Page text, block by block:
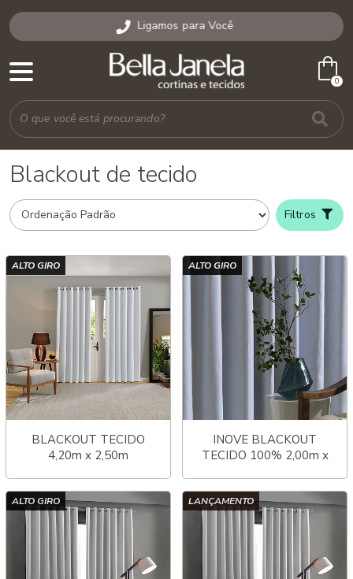
Ligamos para Você
0
shopping_bag
Blackout de tecido
Filtros
ALTO GIRO
BLACKOUT TECIDO
4,20m x 2,50m
ALTO GIRO
INOVE BLACKOUT
TECIDO 100% 2,00m x
ALTO GIRO LANÇAMENTO